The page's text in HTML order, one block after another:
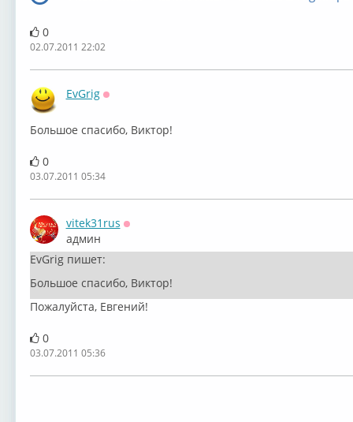
0
02.07.2011 22:02
EvGrig
Большое спасибо, Виктор!
0
03.07.2011 05:34
vitek31rus
админ
EvGrig пишет:
Большое спасибо, Виктор!
Пожалуйста, Евгений!
0
03.07.2011 05:36